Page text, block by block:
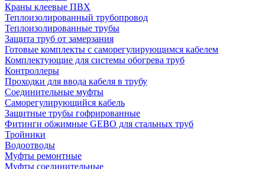
Краны клеевые ПВХ
Теплоизолированный трубопровод
Теплоизолированные трубы
Защита труб от замерзания
Готовые комплекты с саморегулирующимся кабелем
Комплектующие для системы обогрева труб
Контроллеры
Проходки для ввода кабеля в трубу
Соединительные муфты
Саморегулирующийся кабель
Защитные трубы гофрированные
Фитинги обжимные GEBO для стальных труб
Тройники
Водоотводы
Муфты ремонтные
Муфты соединительные